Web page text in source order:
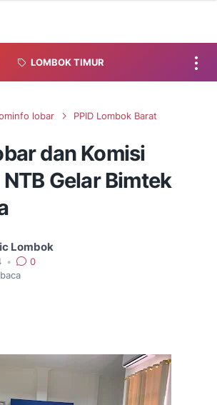
LOMBOK TIMUR
lobar PPID Lombok Barat
dan Komisi
Gelar Bimtek
Lombok
•
0